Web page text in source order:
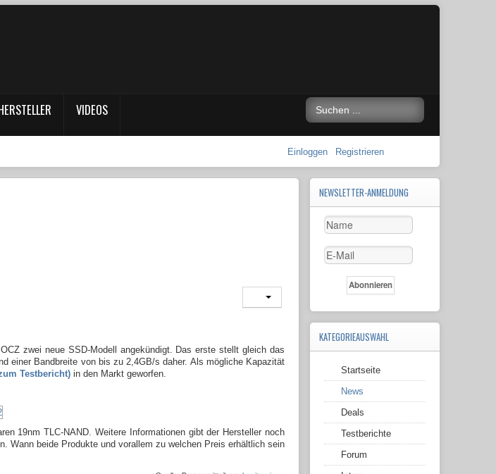
VIDEOS
Einloggen Registrieren
zwei neue SSD-Modell angekündigt. Das erste stellt gleich das
einer Bandbreite von bis zu 2,4GB/s daher. Als mögliche Kapazität
Testbericht) in den Markt geworfen.
19nm TLC-NAND. Weitere Informationen gibt der Hersteller noch
Wann beide Produkte und vorallem zu welchen Preis erhältlich sein
NEWSLETTER-ANMELDUNG
KATEGORIEAUSWAHL
Startseite
News
Deals
Testberichte
Forum